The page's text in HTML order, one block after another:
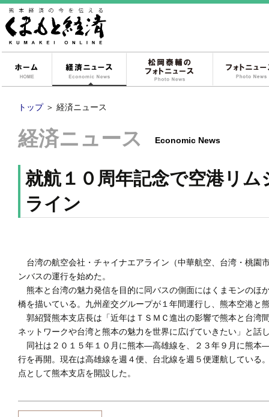
経済ニュース
トップ ＞ 経済ニュース
経済ニュース Economic News
就航１０周年記念で空港リ
ライン
台湾の航空会社・チャイナエアライン（中華航空、台湾・桃園
ンバスの運行を始めた。
熊本と台湾の魅力発信を目的に同バスの側面にはくまモンのほ
橋を描いている。九州産交グループが１年間運行し、熊本空港と
郭紹賢熊本支店長は「近年はＴＳＭＣ進出の影響で熊本と台湾
ネットワークや台湾と熊本の魅力を世界に広げていきたい」と話
同社は２０１５年１０月に熊本―高雄線を、２３年９月に熊本
行を再開。現在は高雄線を週４便、台北線を週５便運航してい
点として熊本支店を開設した。